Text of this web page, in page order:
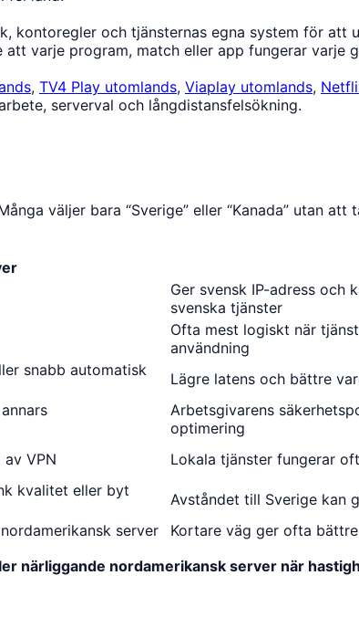
och tjänsternas egna system för att
varje program, match eller app fungerar varje
, TV4 Play utomlands, Viaplay utomlands,
serverval och långdistansfelsökning.
väljer bara “Sverige” eller “Kanada” utan
Ger svensk IP-adress och
svenska tjänster
Ofta mest logiskt när
användning
snabb automatisk
Lägre latens och bättre
Arbetsgivarens
optimering
av VPN Lokala tjänster fungerar
kvalitet eller byt
Avståndet till Sverige kan
server
Kortare väg ger ofta
närliggande nordamerikansk server när